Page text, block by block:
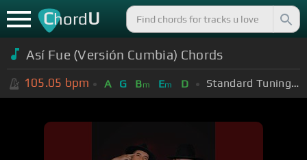
ChordU
Así Fue (Versión Cumbia) Chords
105.05 bpm A G Bm Em D Standard Tuning (EADGBE)